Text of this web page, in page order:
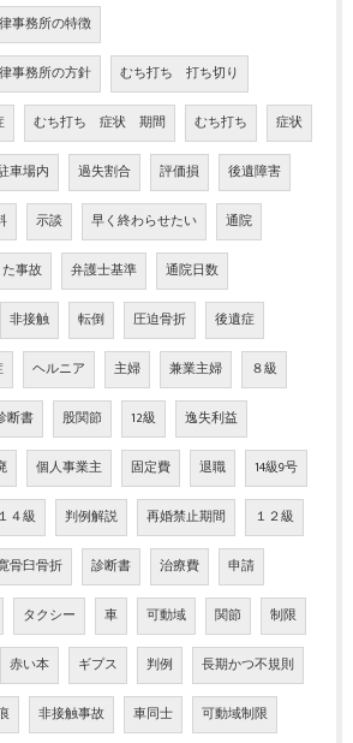
事務所の特徴
事務所の方針 むち打ち 打ち切り
むち打ち 症状 期間 むち打ち 症状
車場内 過失割合 評価損 後遺障害
示談 早く終わらせたい 通院
た事故 弁護士基準 通院日数
非接触 転倒 圧迫骨折 後遺症
ヘルニア 主婦 兼業主婦 ８級
断書 股関節 12級 逸失利益
個人事業主 固定費 退職 14級9号
１４級 判例解説 再婚禁止期間 １２級
骨臼骨折 診断書 治療費 申請
タクシー 車 可動域 関節 制限
赤い本 ギプス 判例 長期かつ不規則
非接触事故 車同士 可動域制限